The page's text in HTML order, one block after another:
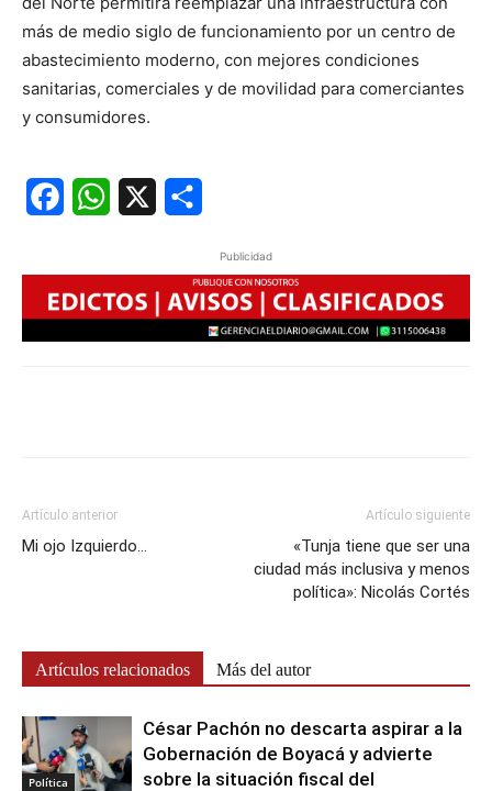
más de medio siglo de funcionamiento por un centro de
abastecimiento moderno, con mejores condiciones
sanitarias, comerciales y de movilidad para comerciantes
y consumidores.
FacebookWhatsApp
Publicidad
Artículo anterior
Mi ojo Izquierdo…
Artículo siguiente
«Tunja tiene que ser una
ciudad más inclusiva y menos
política»: Nicolás Cortés
Artículos relacionados Más del autor
Política
César Pachón no descarta aspirar a la
Gobernación de Boyacá y advierte
sobre la situación fiscal del